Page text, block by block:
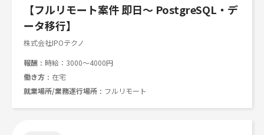
【フルリモート案件 即日～ PostgreSQL・デ
ータ移行】
株式会社IPOテクノ
報酬
時給：3000～4000円
働き方
在宅
就業場所/業務遂行場所
フルリモート